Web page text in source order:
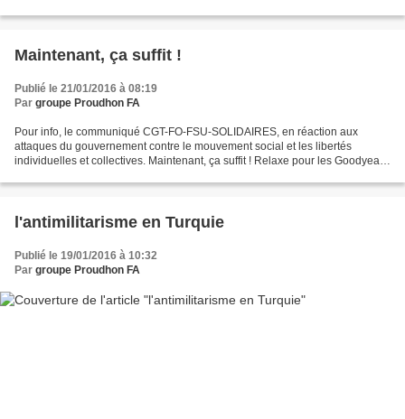
Maintenant, ça suffit !
Publié le 21/01/2016 à 08:19
Par groupe Proudhon FA
Pour info, le communiqué CGT-FO-FSU-SOLIDAIRES, en réaction aux
attaques du gouvernement contre le mouvement social et les libertés
individuelles et collectives. Maintenant, ça suffit ! Relaxe pour les Goodyears
l'antimilitarisme en Turquie
Publié le 19/01/2016 à 10:32
Par groupe Proudhon FA